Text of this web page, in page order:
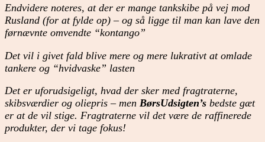
Endvidere noteres, at der er mange tankskibe på vej mod
Rusland (for at fylde op) – og så ligge til man kan lave den
førnævnte omvendte “kontango”
Det vil i givet fald blive mere og mere lukrativt at omlade
tankere og “hvidvaske” lasten
Det er uforudsigeligt, hvad der sker med fragtraterne,
skibsværdier og oliepris – men BørsUdsigten’s bedste gæt
er at de vil stige. Fragtraterne vil det være de raffinerede
produkter, der vi tage fokus!